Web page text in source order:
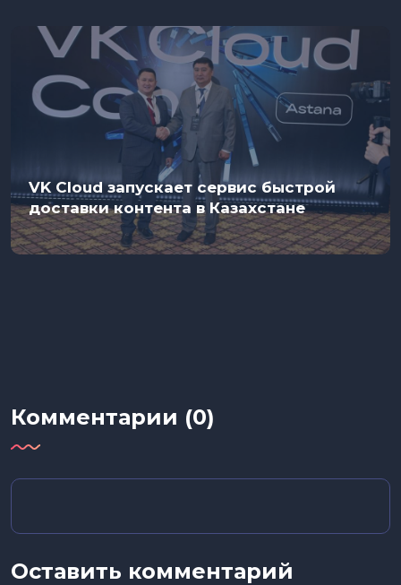
VK Cloud запускает сервис быстрой
доставки контента в Казахстане
Комментарии (0)
Оставить комментарий